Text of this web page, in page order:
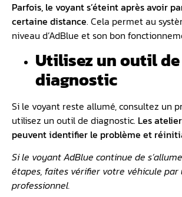
Parfois, le voyant s’éteint après avoir
certaine distance. Cela permet au
niveau d’AdBlue et son bon
Utilisez un outil de
diagnostic
Si le voyant reste allumé, consultez un
utilisez un outil de diagnostic. Les
peuvent identifier le problème et
Si le voyant AdBlue continue de
étapes, faites vérifier votre véhicule par
professionnel.